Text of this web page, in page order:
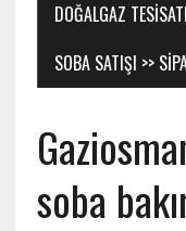
DOĞALGAZ
SOBA SATIŞI >>
soba